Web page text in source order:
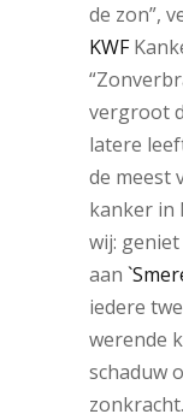
de zon”,
KWF
vergroot
latere
de meest
kanker in
wij:
aan
iedere
werende
schaduw